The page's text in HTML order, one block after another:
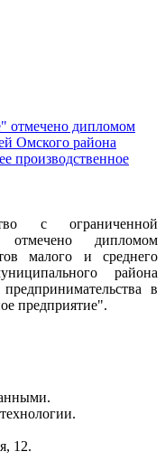
отмечено дипломом
Омского района
производственное
с ограниченной
отмечено дипломом
малого и среднего
района
в
предприятие".
12.